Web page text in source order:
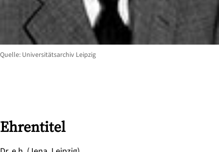
Ehrentitel
Quelle: Universitätsarchiv Leipzig